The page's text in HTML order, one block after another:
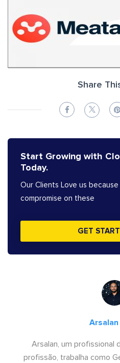
Share
Start Growing with
Today.
Our Clients Love us
compromise on these
GET
Arsalan
Arsalan, um profissional
profissão, trabalha como